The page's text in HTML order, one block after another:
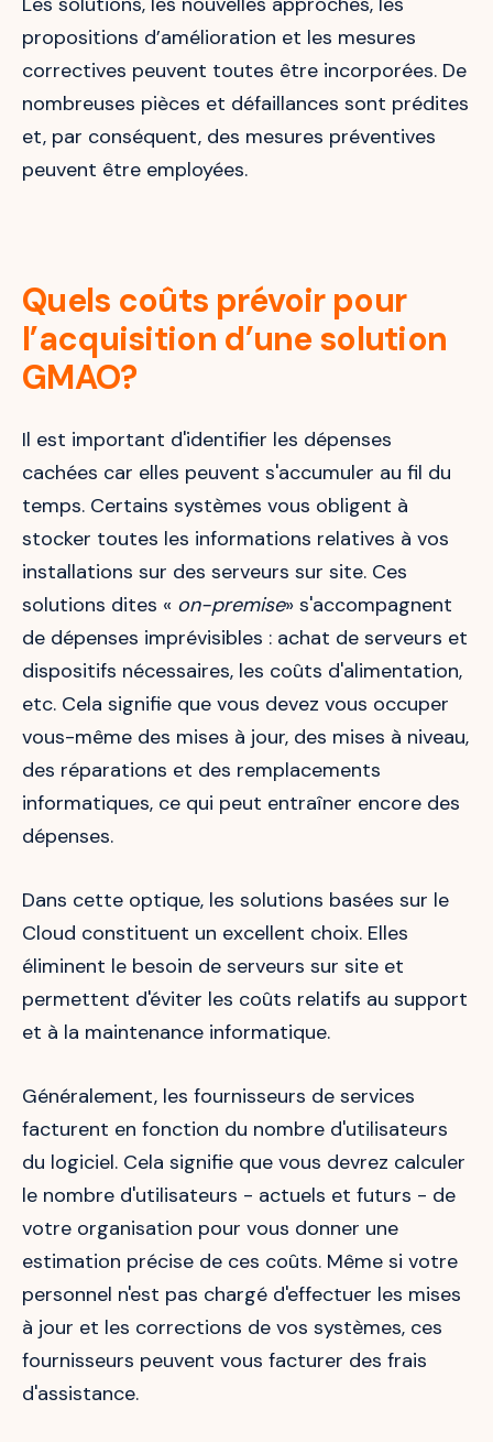
propositions d’amélioration et les mesures
correctives peuvent toutes être incorporées. De
nombreuses pièces et défaillances sont prédites
et, par conséquent, des mesures préventives
peuvent être employées.
Quels coûts prévoir pour
l’acquisition d’une solution
GMAO?
Il est important d'identifier les dépenses
cachées car elles peuvent s'accumuler au fil du
temps. Certains systèmes vous obligent à
stocker toutes les informations relatives à vos
installations sur des serveurs sur site. Ces
solutions dites « on-premise» s'accompagnent
de dépenses imprévisibles : achat de serveurs et
dispositifs nécessaires, les coûts d'alimentation,
etc. Cela signifie que vous devez vous occuper
vous-même des mises à jour, des mises à niveau,
des réparations et des remplacements
informatiques, ce qui peut entraîner encore des
dépenses.
Dans cette optique, les solutions basées sur le
Cloud constituent un excellent choix. Elles
éliminent le besoin de serveurs sur site et
permettent d'éviter les coûts relatifs au support
et à la maintenance informatique.
Généralement, les fournisseurs de services
facturent en fonction du nombre d'utilisateurs
du logiciel. Cela signifie que vous devrez calculer
le nombre d'utilisateurs - actuels et futurs - de
votre organisation pour vous donner une
estimation précise de ces coûts. Même si votre
personnel n'est pas chargé d'effectuer les mises
à jour et les corrections de vos systèmes, ces
fournisseurs peuvent vous facturer des frais
d'assistance.